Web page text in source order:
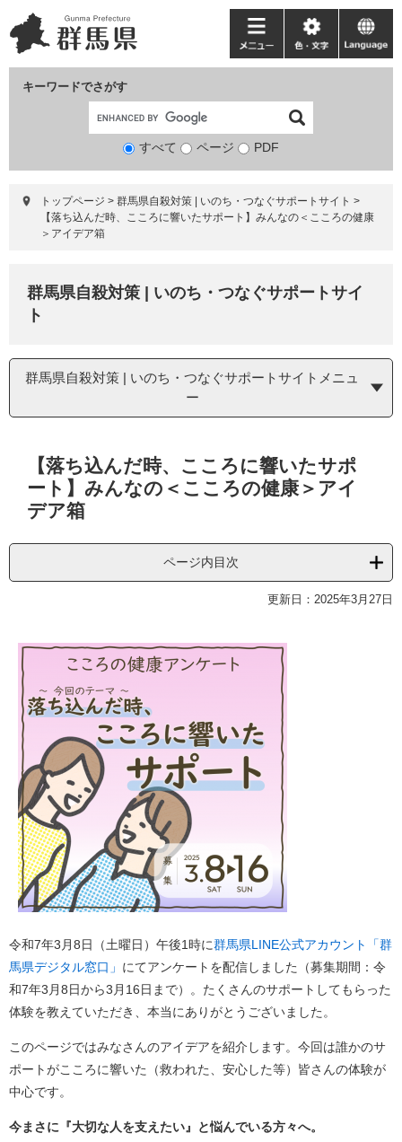
ー
ジ
ニ
ュ
て
キーワードでさがす
検
象
すべて ページ PDF
メ
ニ
ー
色・
文
language
トップページ > 群馬県自殺対策 | いのち・つなぐサポートサイト >
【落ち込んだ時、こころに響いたサポート】みんなの＜こころの健康
＞アイデア箱
群馬県自殺対策 | いのち・つなぐサポートサイ
ト
群馬県自殺対策 | いのち・つなぐサポートサイトメニュ
ー
【落ち込んだ時、こころに響いたサポ
ート】みんなの＜こころの健康＞アイ
デア箱
ページ内目次
更新日：2025年3月27日
令和7年3月8日（土曜日）午後1時に群馬県LINE公式アカウント「群
馬県デジタル窓口」 にてアンケートを配信しました（募集期間：令
和7年3月8日から3月16日まで）。たくさんのサポートしてもらった
体験を教えていただき、本当にありがとうございました。
このページではみなさんのアイデアを紹介します。今回は誰かのサ
ポートがこころに響いた（救われた、安心した等）皆さんの体験が
中心です。
今まさに『大切な人を支えたい』と悩んでいる方々へ。